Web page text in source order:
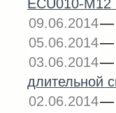
ECU010-
09.06.2014
05.06.2014
03.06.2014
длительной
02.06.2014